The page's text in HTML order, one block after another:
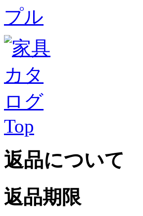
Top
返品について
返品期限